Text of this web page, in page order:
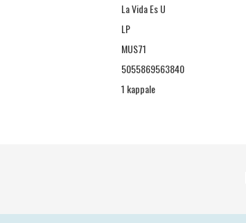
La Vida Es U
LP
MUS71
5055869563840
1 kappale